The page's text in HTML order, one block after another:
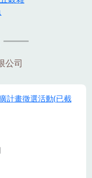
公司
計畫徵選活動(已截